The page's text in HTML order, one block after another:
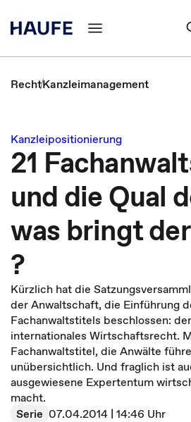
RechtKanzleimanagement
Kanzleipositionierung
21
und die Qual
was bringt
?
Kürzlich hat die
der Anwaltschaft, die Einführung
Fachanwaltstitels beschlossen:
internationales Wirtschaftsrecht.
Fachanwaltstitel, die Anwälte
unübersichtlich. Und fraglich ist
ausgewiesene Expertentum
macht.
Serie 07.04.2014 | 14:46 Uhr